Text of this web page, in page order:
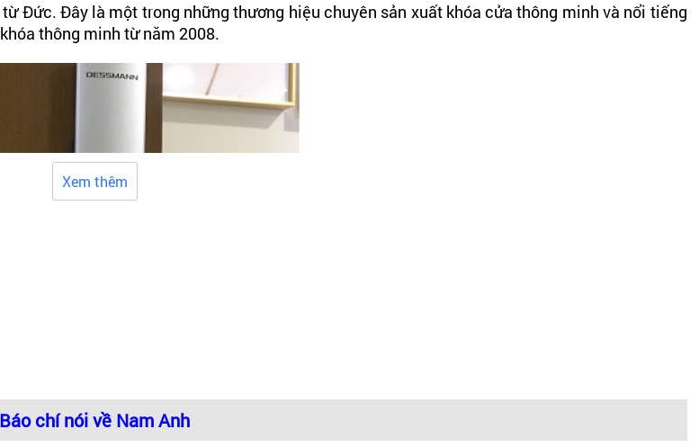
Đức. Đây là một trong những thương hiệu chuyên sản xuất khóa cửa thông minh và nổi tiếng
thông minh từ năm 2008.
quan đến xuất xứ của khóa điện tử Desmann
Xem thêm
Báo chí nói về Nam Anh